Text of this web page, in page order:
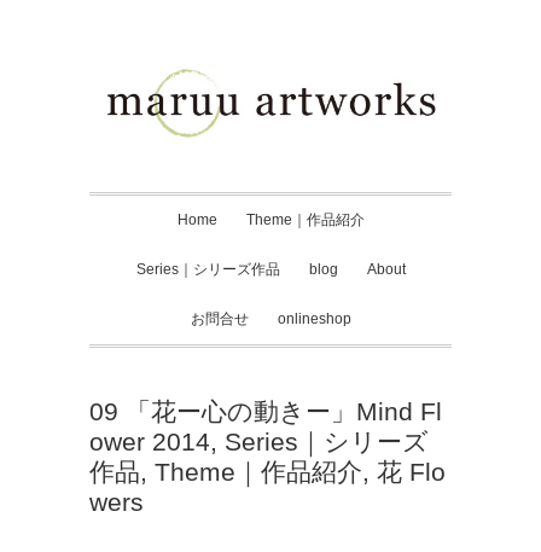
Home Theme｜作品紹介
Series｜シリーズ作品 blog About
お問合せ onlineshop
09 「花ー心の動きー」Mind Fl
ower 2014, Series｜シリーズ
作品, Theme｜作品紹介, 花 Flo
wers